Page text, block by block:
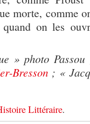
morte, comme
on les
» photo
Bresson ; «
Littéraire.